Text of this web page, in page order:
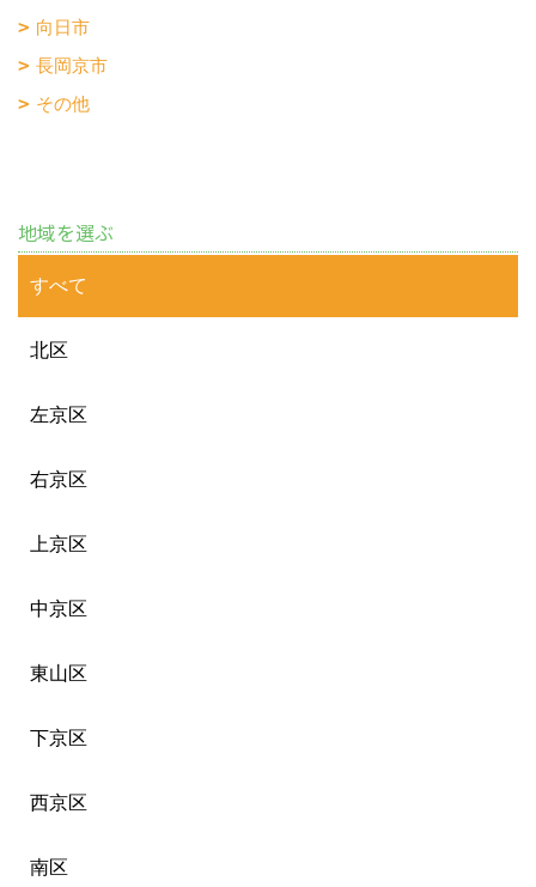
向日市
長岡京市
その他
地域を選ぶ
すべて
北区
左京区
右京区
上京区
中京区
東山区
下京区
西京区
南区